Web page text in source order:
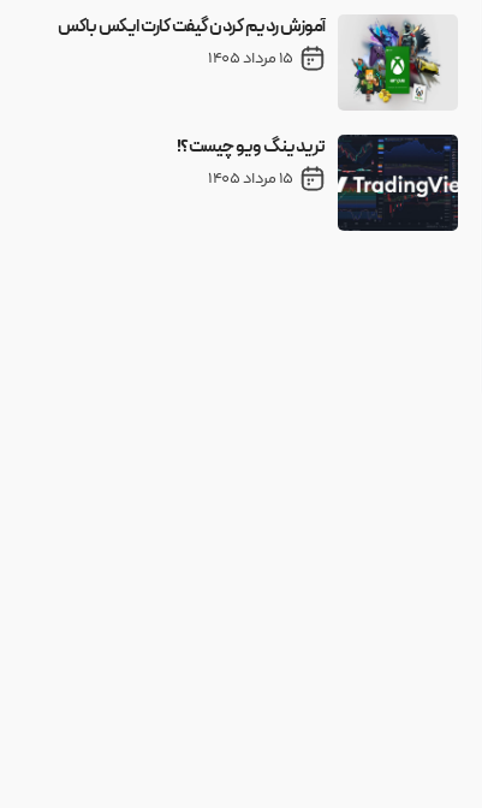
آموزش ردیم کردن گیفت کارت ایکس باکس
15 مرداد 1405
تریدینگ ویو چیست؟!
15 مرداد 1405